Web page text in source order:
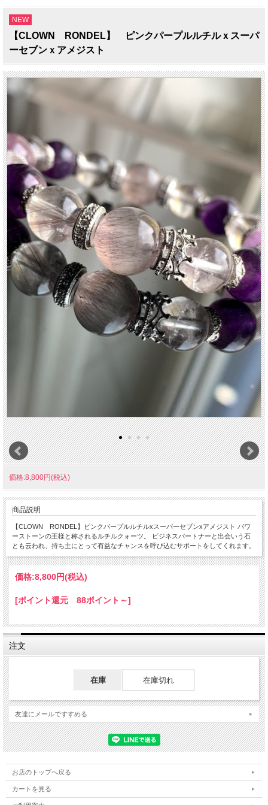
NEW
【CLOWN RONDEL】 ピンクパープルルチルｘスーパ
ーセブンｘアメジスト
価格:8,800円(税込)
商品説明
【CLOWN RONDEL】ピンクパープルルチルxスーパーセブンxアメジスト パワ
ーストーンの王様と称されるルチルクォーツ。 ビジネスパートナーと出会いう石
とも云われ、持ち主にとって有益なチャンスを呼び込むサポートをしてくれます。
価格:8,800円(税込)
[ポイント還元 88ポイント～]
注文
在庫 在庫切れ
友達にメールですすめる
お店のトップへ戻る
カートを見る